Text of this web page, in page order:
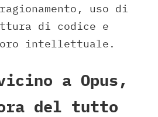
uso di
di codice e
intellettuale.
a Opus,
del tutto